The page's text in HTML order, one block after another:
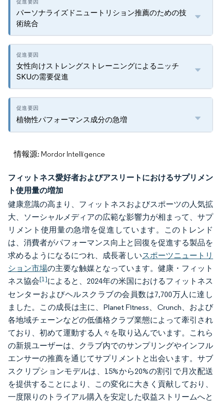
パーソナライズドニュートリション推薦のための技
術統合
女性向けストレングストレーニングによるニッチ
SKUの需要促進
植物性パフォーマンス成分の急増
情報源: Mordor Intelligence
フィットネス愛好者およびアスリートにおけるサプリメン
ト使用量の増加
健康意識の高まり、フィットネスおよびスポーツの人気拡
大、ソーシャルメディアの広範な影響力が相まって、サプ
リメント使用量の急増を促進しています。このトレンド
は、消費者がパフォーマンス向上と回復を促進する製品を
求めるようになるにつれ、成長著しいスポーツニュートリ
ション市場の主要な触媒となっています。健康・フィット
ネス協会[1]によると、2024年の米国におけるフィットネス
センターおよびヘルスクラブの会員数は7,700万人に達し
ました。この成長は主に、Planet Fitness、Crunch、および
各地域チェーンなどの低価格クラブ業態によって牽引され
ており、初めて運動する人々を取り込んでいます。これら
の新規ユーザーは、クラブ内でのサンプリングやインフル
エンサーの推薦を通じてサプリメントと出会います。サブ
スクリプションモデルは、15%から20%の割引で月次配送
を提供することにより、この変化に大きく貢献しており、
一度限りのトライアル購入を安定した収益ストリームへと